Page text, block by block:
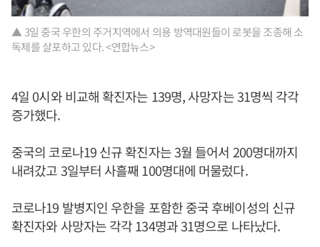
▲ 3일 중국 우한의 주거지역에서 의용 방역대원들이 로봇을 조종해 소
독제를 살포하고 있다. <연합뉴스>
4일 0시와 비교해 확진자는 139명, 사망자는 31명씩 각각
증가했다.
중국의 코로나19 신규 확진자는 3월 들어서 200명대까지
내려갔고 3일부터 사흘째 100명대에 머물렀다.
코로나19 발병지인 우한을 포함한 중국 후베이성의 신규
확진자와 사망자는 각각 134명과 31명으로 나타났다.